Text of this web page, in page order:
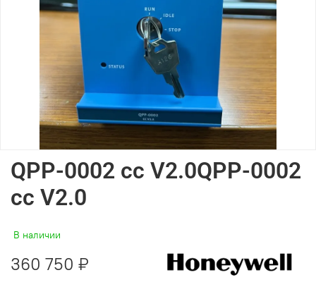
QPP-0002 cc V2.0QPP-0002
cc V2.0
В наличии
360 750 ₽